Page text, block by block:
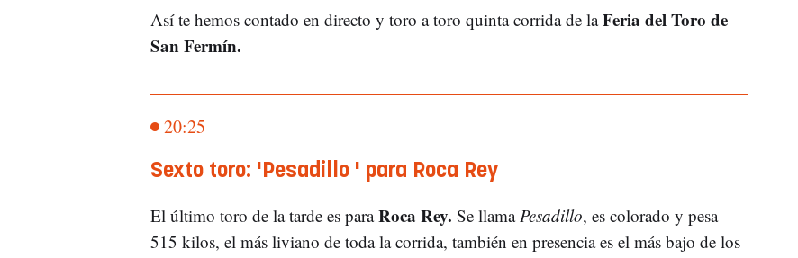
Así te hemos contado en directo y toro a toro quinta corrida de laFeria del Toro de
San Fermín.
20:25
Sexto toro: 'Pesadillo ' para Roca Rey
El último toro de la tarde es paraRoca Rey. Se llama Pesadillo, es colorado y pesa
515 kilos, el más liviano de toda la corrida, también en presencia es el más bajo de los